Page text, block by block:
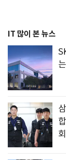
IT 많이 본 뉴스